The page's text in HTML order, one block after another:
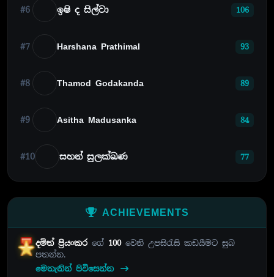
#6 ඉෂි ද සිල්වා 106
#7 Harshana Prathimal 93
#8 Thamod Godakanda 89
#9 Asitha Madusanka 84
#10 සහන් සුලක්ඛණ 77
ACHIEVEMENTS
දමිත් ප්‍රියංකරගේ 100වෙනි උපසිරැසි කඩයීමට සුබ
පතන්න.
මෙතැනින් පිවිසෙන්න